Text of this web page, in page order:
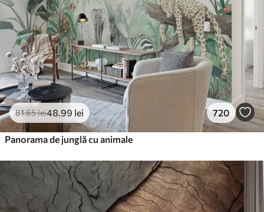
81.65lei48.99 lei 720
Panorama de junglă cu animale